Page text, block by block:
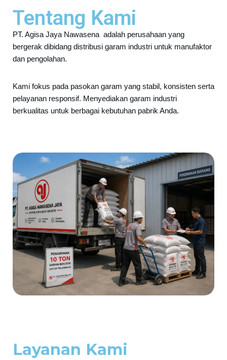
Tentang Kami
PT. Agisa Jaya Nawasena adalah perusahaan yang
bergerak dibidang distribusi garam industri untuk manufaktor
dan pengolahan.
Kami fokus pada pasokan garam yang stabil, konsisten serta
pelayanan responsif. Menyediakan garam industri
berkualitas untuk berbagai kebutuhan pabrik Anda.
Layanan Kami